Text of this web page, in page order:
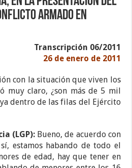
Armado en
Transcripción 06/2011
26 de enero de 2011
con la situación que viven los
muy claro, ¿son más de 5 mil
dentro de las filas del Ejército
(LGP):Bueno, de acuerdo con
estamos habando de todo el
de edad, hay que tener en